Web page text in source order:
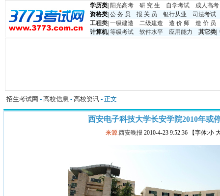
学历类 阳光高考 研 究 生 自学考试
成人高考
资格类 公 务 员 报 关 员 银行从业
司法考试
工程类 一级建造 二级建造 造 价 师
造 价 员
计算机| 等级考试 软件水平 应用能力 其它类
招生考试网 - 高校信息 - 高校资讯 - 正文
西安电子科技大学长安学院2010年或
来源:西安晚报 2010-4-23 9:52:36 【字体:小